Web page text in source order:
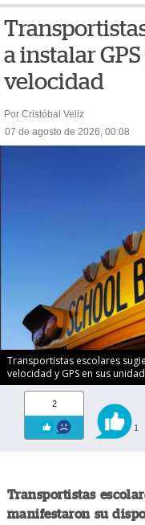
a instalar
velocidad
Por Cristóbal Veliz
07 de agosto de 2026, 00:08
Transportistas escolares
velocidad y GPS en sus
2
1
Transportistas
manifestaron su